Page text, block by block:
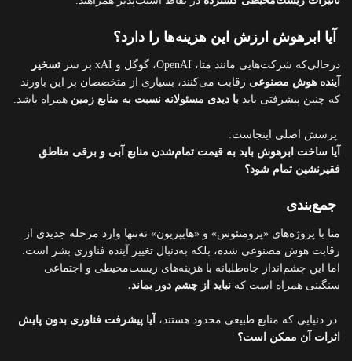
آیا ابرهوش ارزش این هزینه‌ها را دارد؟
درحالی‌که شرکت‌هایی مانند متا، OpenAI، گوگل و xAI بر سر
تسخیر
آینده هوش مصنوعی رقابت می‌کنند، بسیاری از متخصصان بر این باورند
که چنین پیشرفتی باید با دیدی مسئولانه نسبت به منابع زمین همراه باشد.
پرسش اصلی اینجاست:
آیا ساخت ابرهوش باید به قیمت تمام‌شدن منابع آبی و برقی مناطق
فقیرنشین تمام شود؟
جمع‌بندی
متا با پروژه‌های «پرومتئوس» و «هایپریون» نه‌تنها وارد مرحله جدیدی از
رقابت هوش مصنوعی شده، بلکه به‌دنبال تغییر آینده فناوری بشر است.
اما این چشم‌انداز جاه‌طلبانه با هزینه‌های زیست‌محیطی و اجتماعی
سنگینی همراه است که نباید از چشم دور بماند.
در دنیایی که منابع طبیعی محدود هستند، آیا پیشرفت فناوری بدون پایش
اثرات آن ممکن است؟